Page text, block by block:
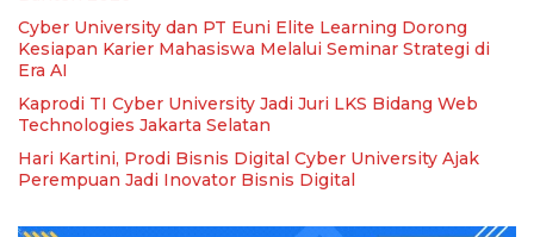
Cyber University dan PT Euni Elite Learning Dorong
Kesiapan Karier Mahasiswa Melalui Seminar Strategi di
Era AI
Kaprodi TI Cyber University Jadi Juri LKS Bidang Web
Technologies Jakarta Selatan
Hari Kartini, Prodi Bisnis Digital Cyber University Ajak
Perempuan Jadi Inovator Bisnis Digital